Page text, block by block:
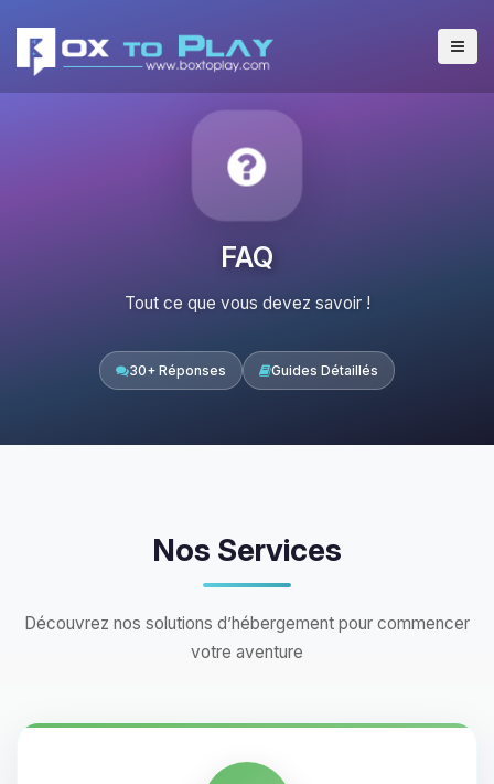
FAQ
Tout ce que vous devez savoir !
30+ Réponses Guides Détaillés
Nos Services
Découvrez nos solutions d’hébergement pour commencer
votre aventure